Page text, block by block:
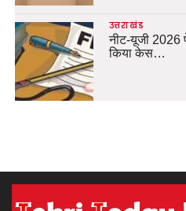
उत्तराखंड
नीट-यूजी 2026
किया केस…